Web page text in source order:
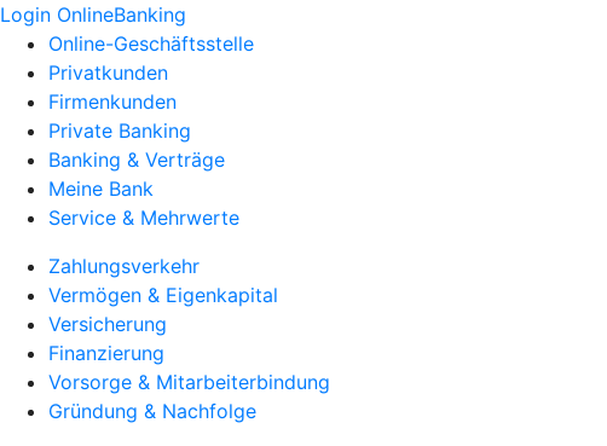
Login OnlineBanking
Online-Geschäftsstelle
Privatkunden
Firmenkunden
Private Banking
Banking & Verträge
Meine Bank
Service & Mehrwerte
Zahlungsverkehr
Vermögen & Eigenkapital
Versicherung
Finanzierung
Vorsorge & Mitarbeiterbindung
Gründung & Nachfolge